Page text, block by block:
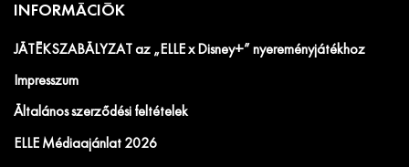
INFORMÁCIÓK
JÁTÉKSZABÁLYZAT az „ELLE x Disney+” nyereményjátékhoz
Impresszum
Általános szerződési feltételek
ELLE Médiaajánlat 2026